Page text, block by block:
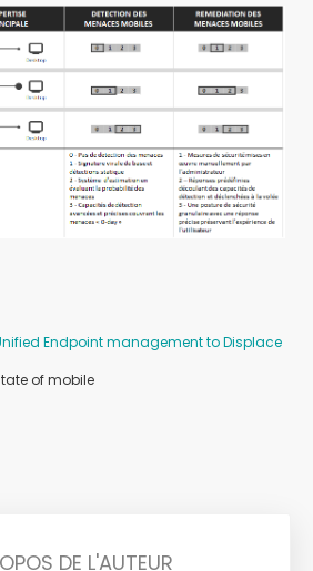
Endpoint management to Displace
of mobile
DE L'AUTEUR